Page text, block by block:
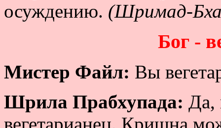
осуждению. (Шримад-
Бог -
Мистер Файл: Вы
Шрила Прабхупада: Да,